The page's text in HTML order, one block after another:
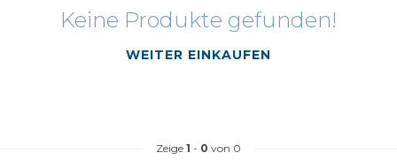
Keine Produkte gefunden!
WEITER EINKAUFEN
Zeige 1 - 0 von 0